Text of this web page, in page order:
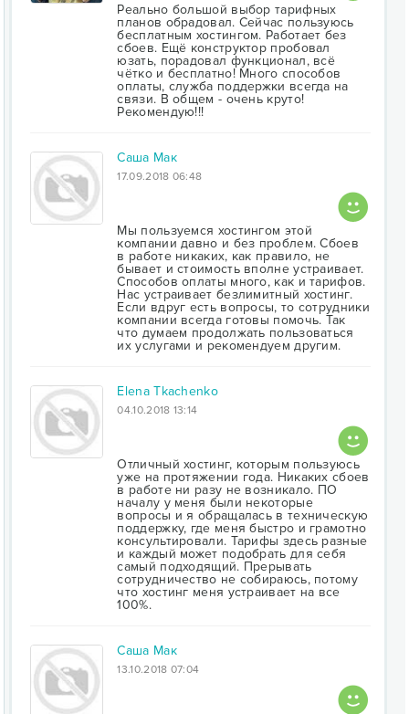
Реально большой выбор тарифных
планов обрадовал. Сейчас пользуюсь
бесплатным хостингом. Работает без
сбоев. Ещё конструктор пробовал
юзать, порадовал функционал, всё
чётко и бесплатно! Много способов
оплаты, служба поддержки всегда на
связи. В общем - очень круто!
Рекомендую!!!
Саша Мак
17.09.2018 06:48
Мы пользуемся хостингом этой
компании давно и без проблем. Сбоев
в работе никаких, как правило, не
бывает и стоимость вполне устраивает.
Способов оплаты много, как и тарифов.
Нас устраивает безлимитный хостинг.
Если вдруг есть вопросы, то сотрудники
компании всегда готовы помочь. Так
что думаем продолжать пользоваться
их услугами и рекомендуем другим.
Elena Tkachenko
04.10.2018 13:14
Отличный хостинг, которым пользуюсь
уже на протяжении года. Никаких сбоев
в работе ни разу не возникало. ПО
началу у меня были некоторые
вопросы и я обращалась в техническую
поддержку, где меня быстро и грамотно
консультировали. Тарифы здесь разные
и каждый может подобрать для себя
самый подходящий. Прерывать
сотрудничество не собираюсь, потому
что хостинг меня устраивает на все
100%.
Саша Мак
13.10.2018 07:04